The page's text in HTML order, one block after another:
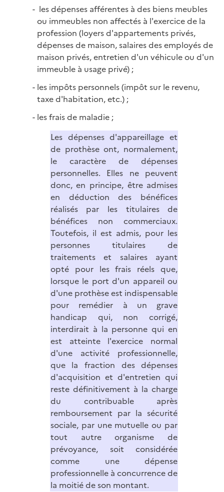
les dépenses afférentes à des biens meubles
ou immeubles non affectés à l'exercice de la
profession (loyers d'appartements privés,
dépenses de maison, salaires des employés de
maison privés, entretien d'un véhicule ou d'un
immeuble à usage privé) ;
les impôts personnels (impôt sur le revenu,
taxe d'habitation, etc.) ;
les frais de maladie ;
Les dépenses d'appareillage et
de prothèse ont, normalement,
le caractère de dépenses
personnelles. Elles ne peuvent
donc, en principe, être admises
en déduction des bénéfices
réalisés par les titulaires de
bénéfices non commerciaux.
Toutefois, il est admis, pour les
personnes titulaires de
traitements et salaires ayant
opté pour les frais réels que,
lorsque le port d'un appareil ou
d'une prothèse est indispensable
pour remédier à un grave
handicap qui, non corrigé,
interdirait à la personne qui en
est atteinte l'exercice normal
d'une activité professionnelle,
que la fraction des dépenses
d'acquisition et d'entretien qui
reste définitivement à la charge
du contribuable après
remboursement par la sécurité
sociale, par une mutuelle ou par
tout autre organisme de
prévoyance, soit considérée
comme une dépense
professionnelle à concurrence de
la moitié de son montant.